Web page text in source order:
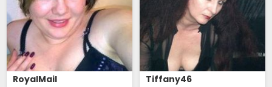
RoyalMail Tiffany46